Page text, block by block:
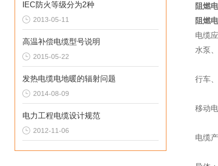
IEC防火等级分为2种
2013-05-11
高温补偿电缆型号说明
2015-05-22
发热电缆电地暖的辐射问题
2014-08-09
电力工程电缆设计规范
2012-11-06
阻燃
阻燃
电缆
水泵
行车
移动
电缆